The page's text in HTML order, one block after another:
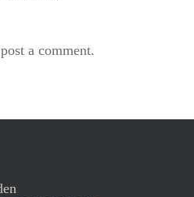
a comment.